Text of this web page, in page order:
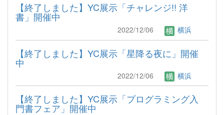
【終了しました】YC展示「チャレンジ!! 洋
書」開催中
2022/12/06 横浜
【終了しました】YC展示「星降る夜に」開催
中
2022/12/06 横浜
【終了しました】YC展示「プログラミング入
門書フェア」開催中